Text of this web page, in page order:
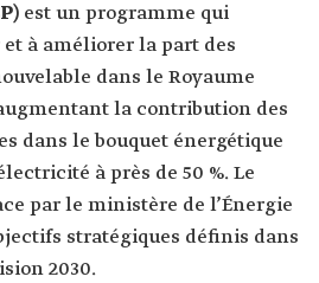
est un programme qui
à améliorer la part des
dans le Royaume
la contribution des
dans le bouquet énergétique
à près de 50 %. Le
par le ministère de l’Énergie
stratégiques définis dans
2030.